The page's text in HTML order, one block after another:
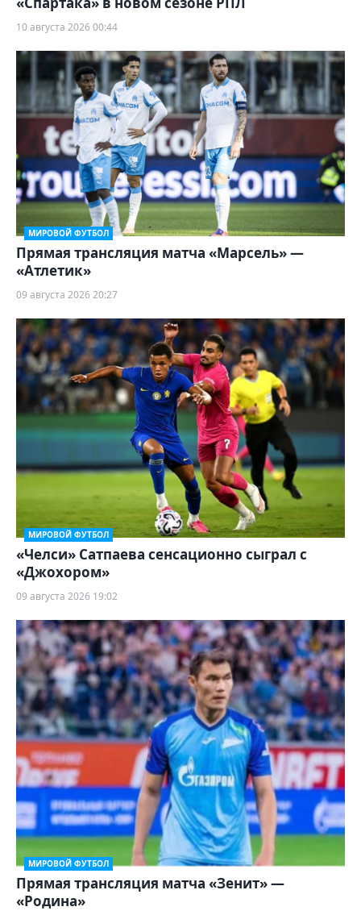
10 августа 2026 00:44
МИРОВОЙ ФУТБОЛ
Прямая трансляция матча «Марсель» —
«Атлетик»
09 августа 2026 20:27
МИРОВОЙ ФУТБОЛ
«Челси» Сатпаева сенсационно сыграл с
«Джохором»
09 августа 2026 19:02
МИРОВОЙ ФУТБОЛ
Прямая трансляция матча «Зенит» —
«Родина»